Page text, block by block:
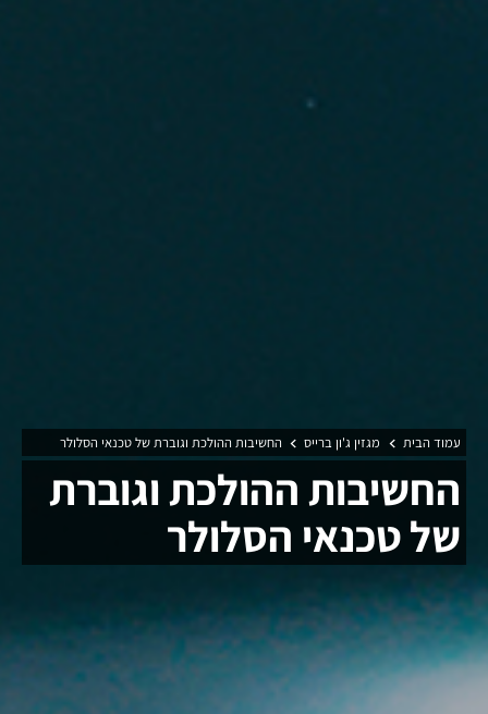
עמוד הבית מגזין ג'ון ברייס החשיבות ההולכת וגוברת של טכנאי הסלולר
החשיבות ההולכת וגוברת
של טכנאי הסלולר